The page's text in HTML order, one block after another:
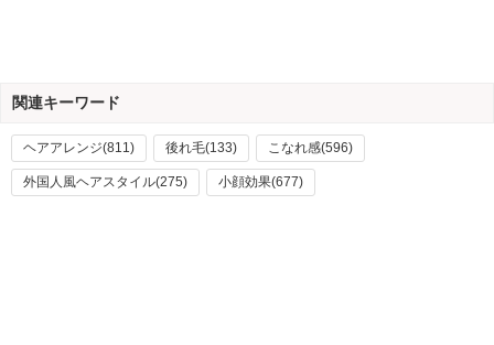
関連キーワード
ヘアアレンジ(811) 後れ毛(133) こなれ感(596)
外国人風ヘアスタイル(275) 小顔効果(677)